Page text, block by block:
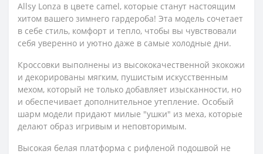
Allsy Lonza в цвете camel, которые станут настоящим
хитом вашего зимнего гардероба! Эта модель сочетает
в себе стиль, комфорт и тепло, чтобы вы чувствовали
себя уверенно и уютно даже в самые холодные дни.
Кроссовки выполнены из высококачественной экокожи
и декорированы мягким, пушистым искусственным
мехом, который не только добавляет изысканности, но
и обеспечивает дополнительное утепление. Особый
шарм модели придают милые "ушки" из меха, которые
делают образ игривым и неповторимым.
Высокая белая платформа с рифленой подошвой не